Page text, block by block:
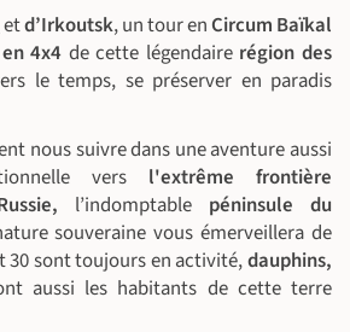
etd’Irkoutsk, un tour enCircum Baïkal
4x4 de cette légendairerégion des
le temps, se préserver en paradis
nous suivre dans une aventure aussi
vers l'extrême frontière
l’indomptable péninsule du
souveraine vous émerveillera de
30 sont toujours en activité,dauphins,
aussi les habitants de cette terre